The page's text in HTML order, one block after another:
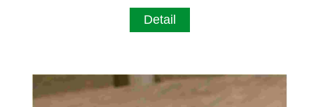
Detail